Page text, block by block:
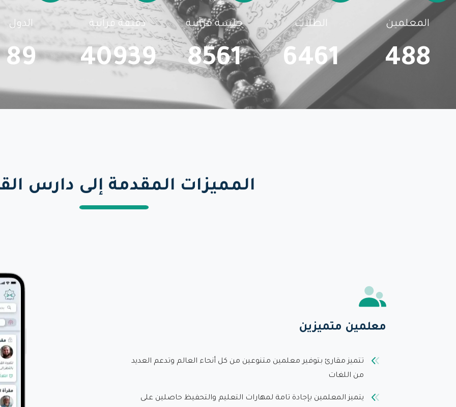
المعلمين
488
الطلاب
6461
جلسة قرآنية
8561
دقيقة قرآنية
40939
الدول
89
المميزات المقدمة إلى دارس
معلمين متميزين
تتميز مقارئ بتوفير معلمين متنوعين من كل أنحاء العالم وتدعم العديد
من اللغات
يتميز المعلمين بإجادة تامة لمهارات التعليم والتحفيظ حاصلين على